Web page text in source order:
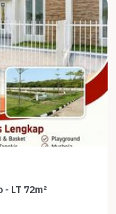
LT 72m²